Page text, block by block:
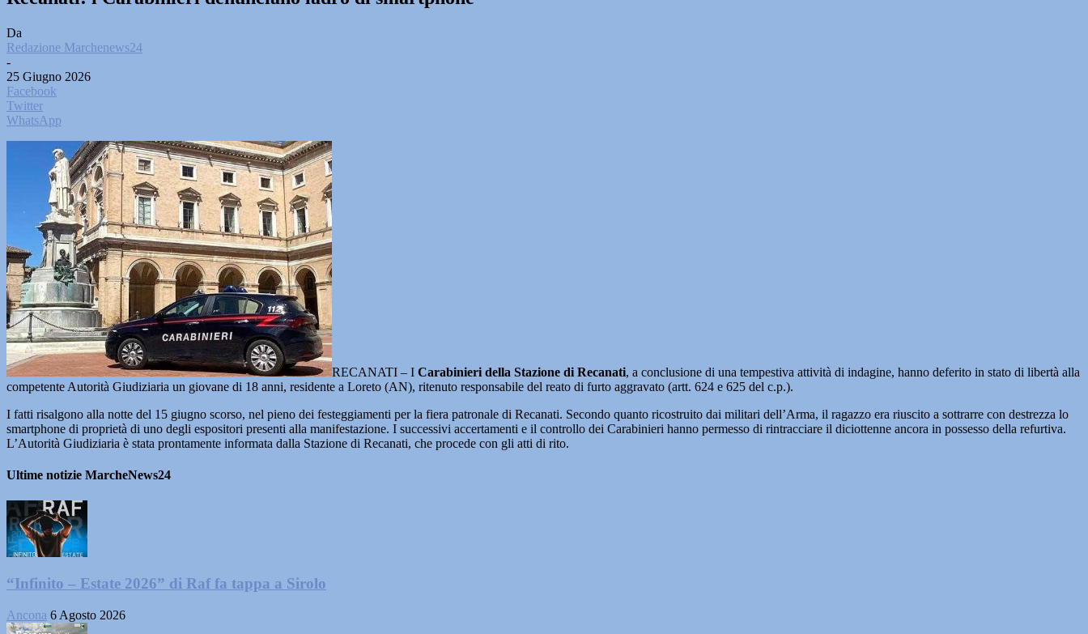
Da
Redazione Marchenews24
-
25 Giugno 2026
Facebook
Twitter
WhatsApp
RECANATI – I Carabinieri della Stazione di Recanati, a conclusione di una tempestiva attività di indagine, hanno deferito in stato di libertà alla
competente Autorità Giudiziaria un giovane di 18 anni, residente a Loreto (AN), ritenuto responsabile del reato di furto aggravato (artt. 624 e 625 del c.p.).
I fatti risalgono alla notte del 15 giugno scorso, nel pieno dei festeggiamenti per la fiera patronale di Recanati. Secondo quanto ricostruito dai militari dell’Arma, il ragazzo era riuscito a sottrarre con destrezza lo
smartphone di proprietà di uno degli espositori presenti alla manifestazione. I successivi accertamenti e il controllo dei Carabinieri hanno permesso di rintracciare il diciottenne ancora in possesso della refurtiva.
L’Autorità Giudiziaria è stata prontamente informata dalla Stazione di Recanati, che procede con gli atti di rito.
Ultime notizie MarcheNews24
“Infinito – Estate 2026” di Raf fa tappa a Sirolo
Ancona 6 Agosto 2026